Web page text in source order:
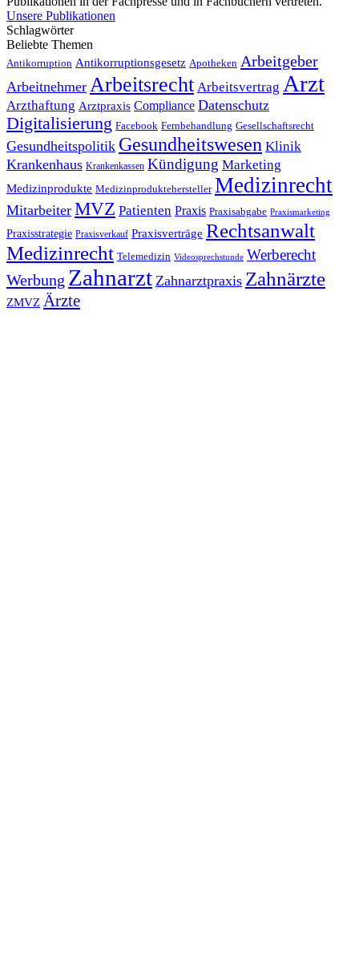
Unsere Publikationen
Schlagwörter
Beliebte Themen
Antikorruption Antikorruptionsgesetz Apotheken Arbeitgeber
Arbeitnehmer Arbeitsrecht Arbeitsvertrag Arzt
Arzthaftung Arztpraxis Compliance Datenschutz
Digitalisierung Facebook Fernbehandlung Gesellschaftsrecht
Gesundheitspolitik Gesundheitswesen Klinik
Krankenhaus Krankenkassen Kündigung Marketing
Medizinprodukte Medizinproduktehersteller Medizinrecht
Mitarbeiter MVZ Patienten Praxis Praxisabgabe Praxismarketing
Praxisstrategie Praxisverkauf Praxisverträge Rechtsanwalt
Medizinrecht Telemedizin Videosprechstunde Werberecht
Werbung Zahnarzt Zahnarztpraxis Zahnärzte
ZMVZ Ärzte